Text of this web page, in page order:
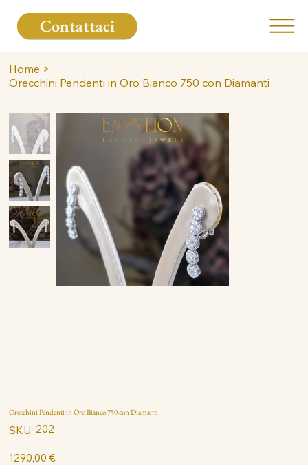
Contattaci
Home >
Orecchini Pendenti in Oro Bianco 750 con Diamanti
Orecchini Pendenti in Oro Bianco 750 con Diamanti
SKU: SKU
202
202
Prezzo
1290,00 €